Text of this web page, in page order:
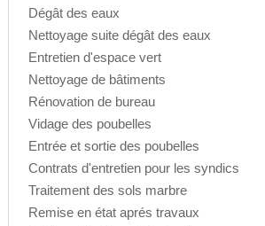
Dégât des eaux
Nettoyage suite dégât des eaux
Entretien d'espace vert
Nettoyage de bâtiments
Rénovation de bureau
Vidage des poubelles
Entrée et sortie des poubelles
Contrats d'entretien pour les syndics
Traitement des sols marbre
Remise en état aprés travaux